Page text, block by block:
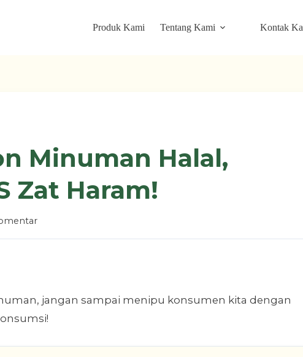
Produk Kami Tentang Kami Kontak
Minuman Halal,
Zat Haram!
jangan sampai menipu konsumen kita dengan